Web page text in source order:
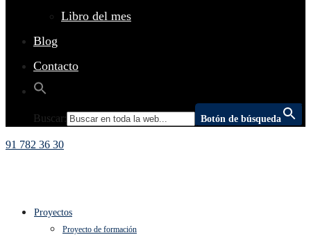
Libro del mes
Blog
Contacto
Buscar: Botón de búsqueda
91 782 36 30
Proyectos
Proyecto de formación